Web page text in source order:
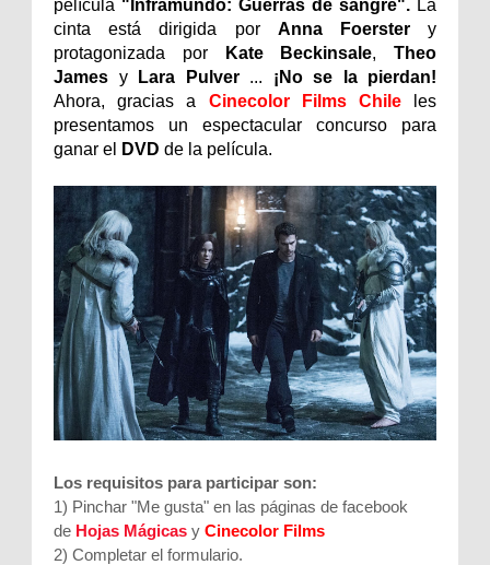
película "Inframundo: Guerras de sangre". La
cinta está dirigida por Anna Foerstery
protagonizada por
Kate Beckinsale, Theo
James y Lara Pulver ... ¡No se la pierdan!
Ahora, gracias a Cinecolor Films Chileles
presentamos un espectacular concurso para
ganar el
DVD de la película.
Los requisitos para participar son:
1) Pinchar "Me gusta" en las páginas de facebook
de Hojas Mágicas y Cinecolor Films
2) Completar el formulario.